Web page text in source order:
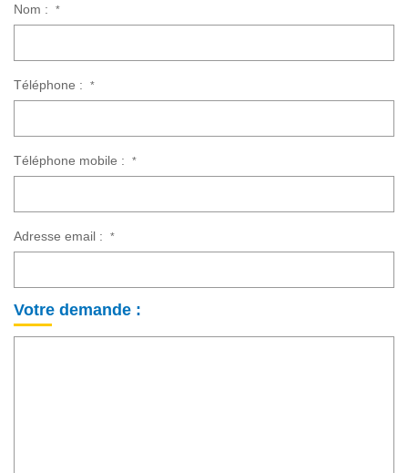
Nom : *
Téléphone : *
Téléphone mobile : *
Adresse email : *
Votre demande :